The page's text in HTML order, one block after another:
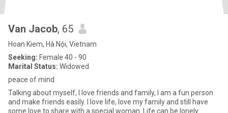
Van Jacob, 65
Hoan Kiem, Hà Nội, Vietnam
Seeking: Female 40 - 90
Marital Status: Widowed
peace of mind
Talking about myself, I love friends and family, I am a fun person
and make friends easily. I love life, love my family and still have
some love to share with a special woman. Life can be lonely